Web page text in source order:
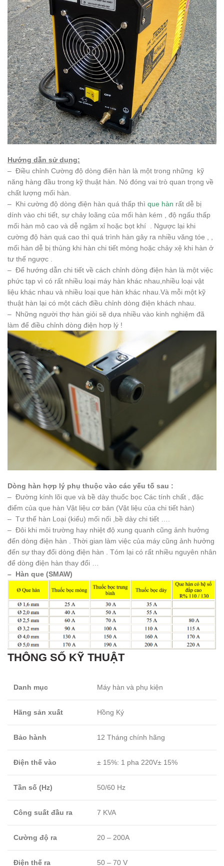
Hướng dẫn sử dụng:
– Điều chỉnh Cường độ dòng điện hàn là một trong những kỹ
năng hàng đầu trong kỹ thuật hàn. Nó đóng vai trò quan trọng về
chất lượng mối hàn.
– Khi cường độ dòng điện hàn quá thấp thì que hàn rất dễ bị
dính vào chi tiết, sự chảy loãng của mối hàn kém , độ ngấu thấp
mối hàn mô cao và dễ ngậm xỉ hoặc bọt khí . Ngược lại khi
cường độ hàn quá cao thì quá trình hàn gây ra nhiều văng tóe , ,
mối hàn dễ bị thủng khi hàn chi tiết mỏng hoặc chảy xệ khi hàn ở
tư thế ngược .
– Để hướng dẫn chi tiết về cách chỉnh dòng điện hàn là một việc
phức tạp vì có rất nhiều loại máy hàn khác nhau,nhiều loại vật
liệu khác nhau và nhiều loại que hàn khác nhau.Và mỗi một kỹ
thuật hàn lại có một cách điều chỉnh dòng điện khách nhau.
– Những người thợ hàn giỏi sẽ dựa nhiều vào kinh nghiệm đã
làm để điều chỉnh dòng điện hợp lý !
Dòng hàn hợp lý phụ thuộc vào các yếu tố sau :
– Đường kính lõi que và bề dày thuốc bọc Các tính chất , đặc
điểm của que hàn Vật liệu cơ bản (Vật liệu của chi tiết hàn)
– Tư thế hàn Loại (kiểu) mối nối ,bề dày chi tiết ….
– Đôi khi môi trường hay nhiệt độ xung quanh cũng ảnh hưởng
đến dòng điện hàn . Thời gian làm việc của máy cũng ảnh hưởng
đến sự thay đổi dòng điện hàn . Tóm lại có rất nhiều nguyên nhân
để dòng điện hàn thay đổi …
– Hàn que (SMAW)
THÔNG SỐ KỸ THUẬT
Danh mục Máy hàn và phụ kiện
Hãng sản xuất Hồng Ký
Bảo hành 12 Tháng chính hãng
Điện thế vào ± 15%: 1 pha 220V± 15%
Tần số (Hz) 50/60 Hz
Công suất đầu ra 7 KVA
Cường độ ra 20 – 200A
Điện thế ra 50 – 70 V